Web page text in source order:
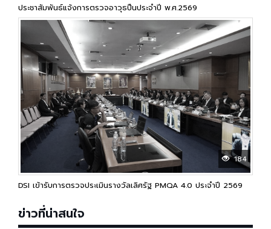
ประชาสัมพันธ์แจ้งการตรวจอาวุธปืนประจำปี พ.ศ.2569
184
DSI เข้ารับการตรวจประเมินรางวัลเลิศรัฐ PMQA 4.0 ประจำปี 2569
ข่าวที่น่าสนใจ